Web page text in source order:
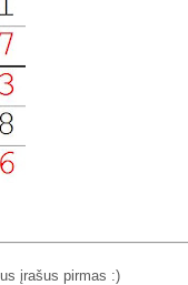
įrašus pirmas :)